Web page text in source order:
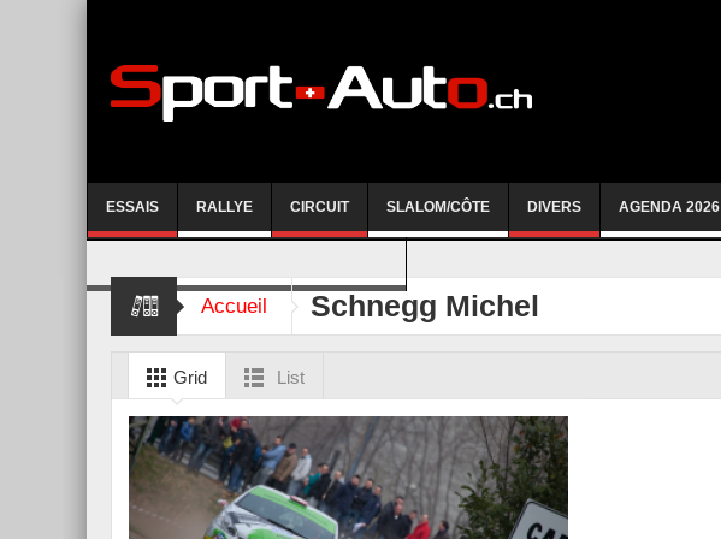
ESSAIS RALLYE CIRCUIT SLALOM/CÔTE DIVERS AGENDA 2026
Accueil Schnegg Michel
Grid List